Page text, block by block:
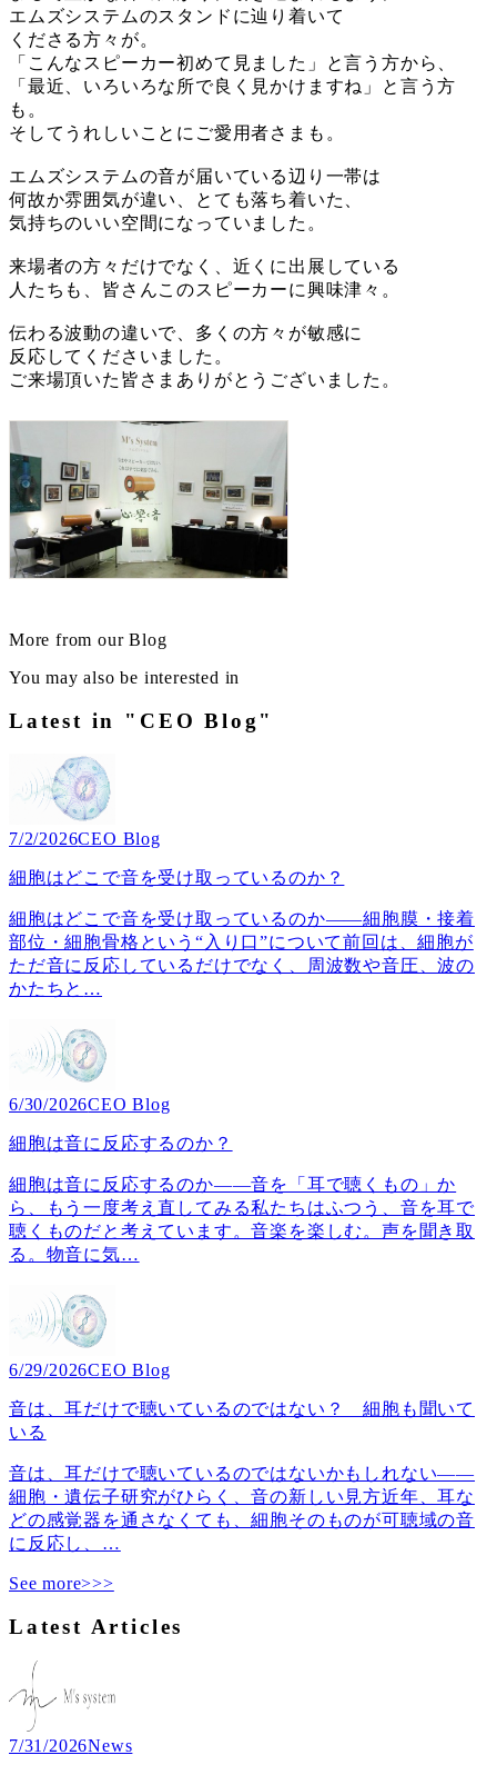
エムズシステムのスタンドに辿り着いて
くださる方々が。
「こんなスピーカー初めて見ました」と言う方から、
「最近、いろいろな所で良く見かけますね」と言う方
も。
そしてうれしいことにご愛用者さまも。
エムズシステムの音が届いている辺り一帯は
何故か雰囲気が違い、とても落ち着いた、
気持ちのいい空間になっていました。
来場者の方々だけでなく、近くに出展している
人たちも、皆さんこのスピーカーに興味津々。
伝わる波動の違いで、多くの方々が敏感に
反応してくださいました。
ご来場頂いた皆さまありがとうございました。
More from our Blog
You may also be interested in
Latest in "CEO Blog"
7/2/2026CEO Blog
細胞はどこで音を受け取っているのか？
細胞はどこで音を受け取っているのか――細胞膜・接着
部位・細胞骨格という“入り口”について前回は、細胞が
ただ音に反応しているだけでなく、周波数や音圧、波の
かたちと …
6/30/2026CEO Blog
細胞は音に反応するのか？
細胞は音に反応するのか――音を「耳で聴くもの」か
ら、もう一度考え直してみる私たちはふつう、音を耳で
聴くものだと考えています。音楽を楽しむ。声を聞き取
る。物音に気…
6/29/2026CEO Blog
音は、耳だけで聴いているのではない？ 細胞も聞いて
いる
音は、耳だけで聴いているのではないかもしれない――
細胞・遺伝子研究がひらく、音の新しい見方近年、耳な
どの感覚器を通さなくても、細胞そのものが可聴域の音
に反応し、 …
See more>>>
Latest Articles
7/31/2026News